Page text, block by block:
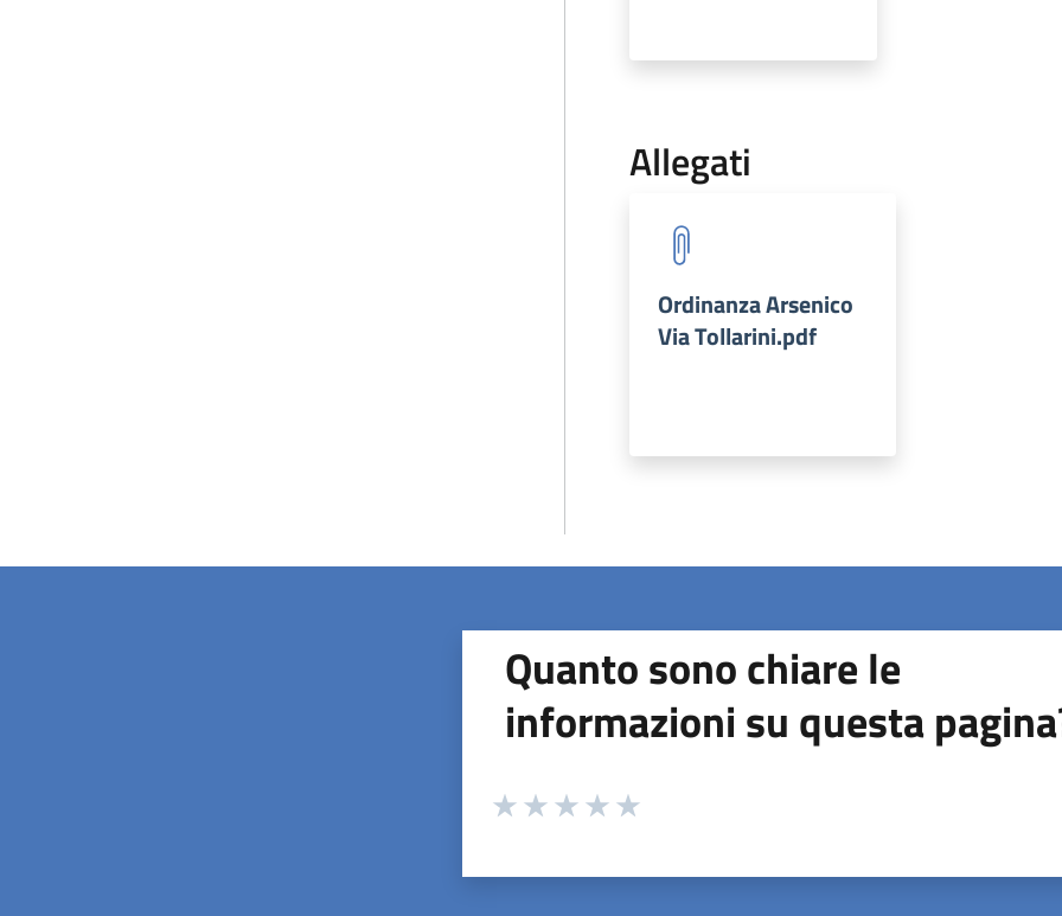
Allegati
Ordinanza Arsenico
Via Tollarini.pdf
Quanto sono chiare le
informazioni su questa
Valuta da 1 a 5 stelle la pagina